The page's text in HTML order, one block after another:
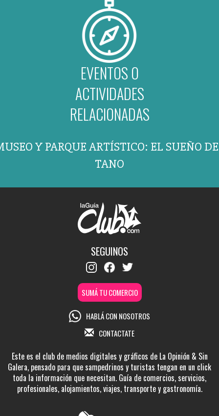
EVENTOS O
ACTIVIDADES
RELACIONADAS
Y PARQUE ARTÍSTICO: EL SUEÑO
TANO
SEGUINOS
SUMÁ TU COMERCIO
HABLÁ CON NOSOTROS
CONTACTATE
Este es el club de medios digitales y gráficos de La Opinión & Sin
Galera, pensado para que sampedrinos y turistas tengan en un click
toda la información que necesitan. Guía de comercios, servicios,
profesionales, alojamientos, viajes, transporte y gastronomía.